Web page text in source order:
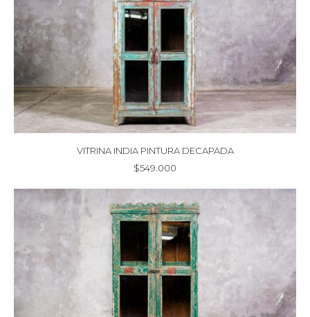
VITRINA INDIA PINTURA DECAPADA
$549.000